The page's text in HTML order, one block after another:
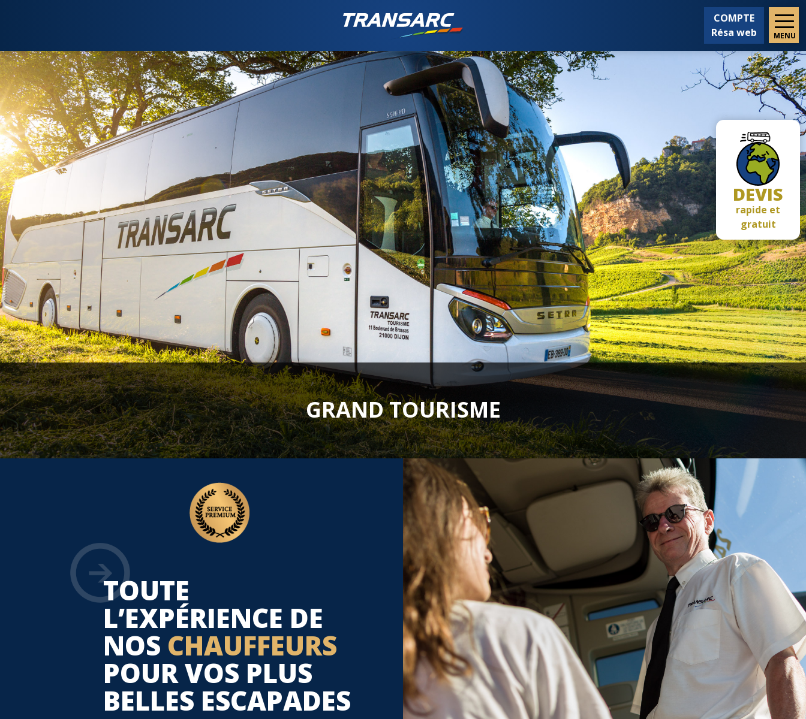
MENU
COMPTE
Résa web
GRAND TOURISME
DEVIS
rapide et
gratuit
TOUTE
L’EXPÉRIENCE DE
NOS CHAUFFEURS
POUR VOS PLUS
BELLES ESCAPADES